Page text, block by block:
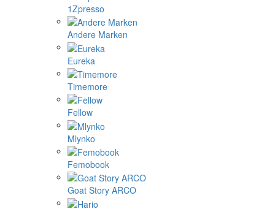
1Zpresso
Andere Marken
Eureka
Timemore
Fellow
Mlynko
Femobook
Goat Story ARCO